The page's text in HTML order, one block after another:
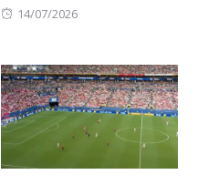
Posted
14/07/2026